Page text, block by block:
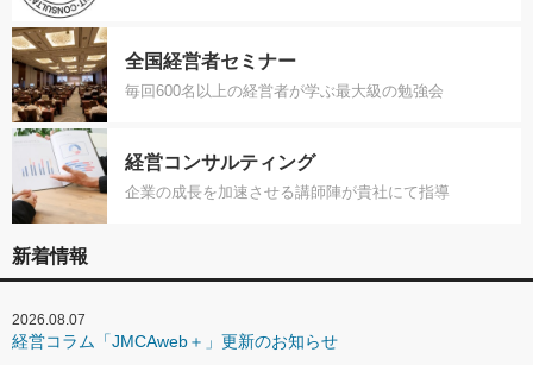
全国経営者セミナー
毎回600名以上の経営者が学ぶ最大級の勉強会
経営コンサルティング
企業の成長を加速させる講師陣が貴社にて指導
新着情報
2026.08.07
経営コラム「JMCAweb＋」更新のお知らせ